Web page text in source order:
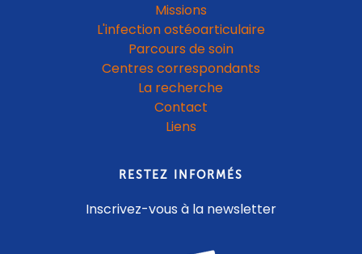
Missions
L'infection ostéoarticulaire
Parcours de soin
Centres correspondants
La recherche
Contact
Liens
RESTEZ INFORMÉS
Inscrivez-vous à la newsletter